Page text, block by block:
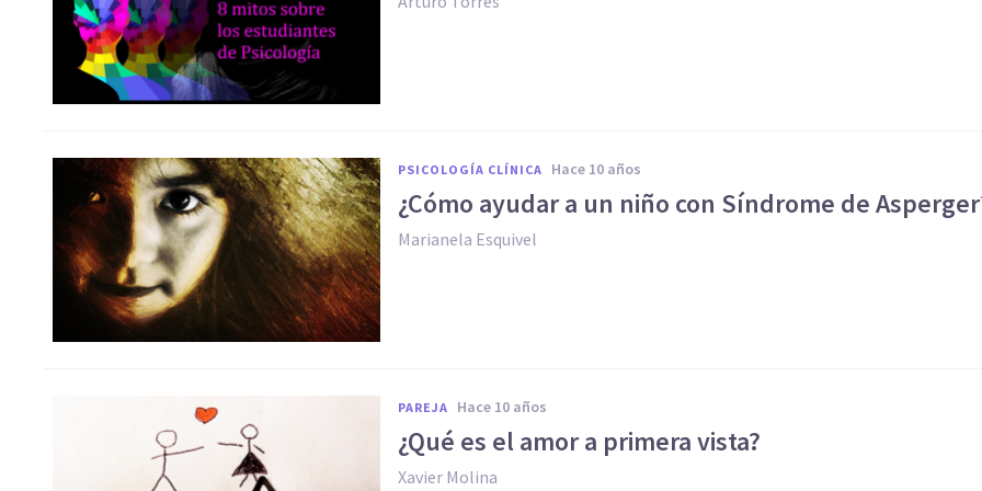
PSICOLOGÍA CLÍNICA hace 10 años
​¿Cómo ayudar a un niño con Síndrome de
Marianela Esquivel
PAREJA hace 10 años
¿Qué es el amor a primera vista?
Xavier Molina